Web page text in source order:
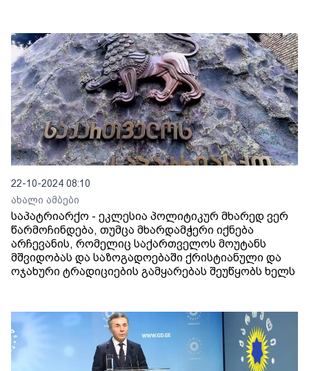
22-10-2024 08:10
ახალი ამბები
საპატრიარქო - ეკლესია პოლიტიკურ მხარედ ვერ
წარმოჩინდება, თუმცა მხარდამჭერი იქნება
არჩევანის, რომელიც საქართველოს მოუტანს
მშვიდობას და საზოგადოებაში ქრისტიანული და
ოჯახური ტრადიციების გამყარებას შეუწყობს ხელს